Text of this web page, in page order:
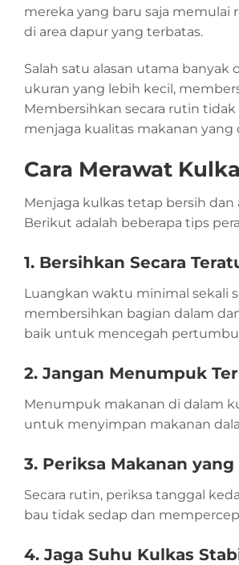
mereka yang baru saja
di area dapur yang terbatas.
Salah satu alasan utama
ukuran yang lebih kecil,
Membersihkan secara rutin
menjaga kualitas makanan yang
Cara Merawat
Menjaga kulkas tetap bersih
Berikut adalah beberapa tips
1. Bersihkan Secara
Luangkan waktu minimal sekali
membersihkan bagian dalam
baik untuk mencegah
2. Jangan Menumpuk
Menumpuk makanan di dalam
untuk menyimpan makanan
3. Periksa Makanan yang
Secara rutin, periksa tanggal
bau tidak sedap dan
4. Jaga Suhu Kulkas